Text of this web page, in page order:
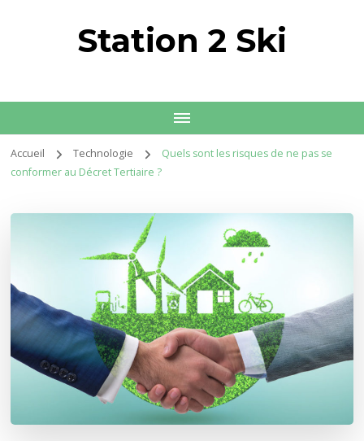
Station 2 Ski
Accueil Technologie
Quels sont les risques de ne pas se
conformer au Décret Tertiaire ?